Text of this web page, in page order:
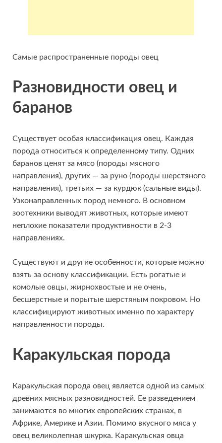
Самые распространенные породы овец
Разновидности овец и
баранов
Существует особая классификация овец. Каждая
порода относиться к определенному типу. Одних
баранов ценят за мясо (породы мясного
направления), других — за руно (породы шерстяного
направления), третьих — за курдюк (сальные виды).
Узконаправленных пород немного. В основном
зоотехники выводят животных, которые имеют
неплохие показатели продуктивности в 2-3
направлениях.
Существуют и другие особенности, которые можно
взять за основу классификации. Есть рогатые и
комолые овцы, жирнохвостые и не очень,
бесшерстные и порытые шерстяным покровом. Но
классифицируют животных именно по характеру
направленности породы.
Каракульская порода
Каракульская порода овец является одной из самых
древних мясных разновидностей. Ее разведением
занимаются во многих европейских странах, в
Африке, Америке и Азии. Помимо вкусного мяса у
овец великолепная шкурка. Каракульская овца